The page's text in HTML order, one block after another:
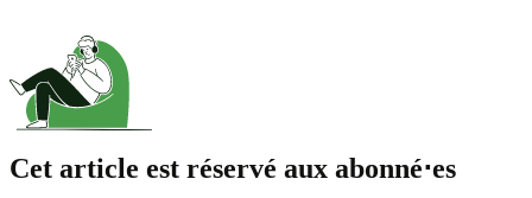
Cet article est réservé aux abonné⋅es